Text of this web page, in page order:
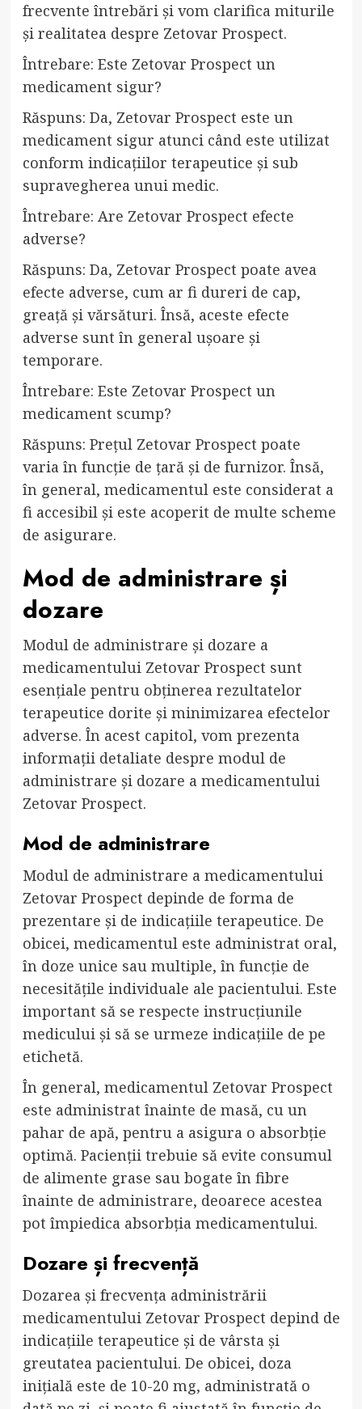
frecvente întrebări și vom clarifica miturile
și realitatea despre Zetovar Prospect.
Întrebare: Este Zetovar Prospect un
medicament sigur?
Răspuns: Da, Zetovar Prospect este un
medicament sigur atunci când este utilizat
conform indicațiilor terapeutice și sub
supravegherea unui medic.
Întrebare: Are Zetovar Prospect efecte
adverse?
Răspuns: Da, Zetovar Prospect poate avea
efecte adverse, cum ar fi dureri de cap,
greață și vărsături. Însă, aceste efecte
adverse sunt în general ușoare și
temporare.
Întrebare: Este Zetovar Prospect un
medicament scump?
Răspuns: Prețul Zetovar Prospect poate
varia în funcție de țară și de furnizor. Însă,
în general, medicamentul este considerat a
fi accesibil și este acoperit de multe scheme
de asigurare.
Mod de administrare și
dozare
Modul de administrare și dozare a
medicamentului Zetovar Prospect sunt
esențiale pentru obținerea rezultatelor
terapeutice dorite și minimizarea efectelor
adverse. În acest capitol, vom prezenta
informații detaliate despre modul de
administrare și dozare a medicamentului
Zetovar Prospect.
Mod de administrare
Modul de administrare a medicamentului
Zetovar Prospect depinde de forma de
prezentare și de indicațiile terapeutice. De
obicei, medicamentul este administrat oral,
în doze unice sau multiple, în funcție de
necesitățile individuale ale pacientului. Este
important să se respecte instrucțiunile
medicului și să se urmeze indicațiile de pe
etichetă.
În general, medicamentul Zetovar Prospect
este administrat înainte de masă, cu un
pahar de apă, pentru a asigura o absorbție
optimă. Pacienții trebuie să evite consumul
de alimente grase sau bogate în fibre
înainte de administrare, deoarece acestea
pot împiedica absorbția medicamentului.
Dozare și frecvență
Dozarea și frecvența administrării
medicamentului Zetovar Prospect depind de
indicațiile terapeutice și de vârsta și
greutatea pacientului. De obicei, doza
inițială este de 10-20 mg, administrată o